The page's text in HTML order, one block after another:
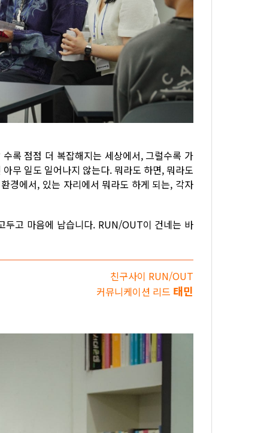
록 점점 더 복잡해지는 세상에서, 그럴수록 가
무 일도 일어나지 않는다. 뭐라도 하면, 뭐라도
경에서, 있는 자리에서 뭐라도 하게 되는, 각자
두고 마음에 남습니다. RUN/OUT이 건네는 바
친구사이 RUN/OUT
커뮤니케이션 리드 태민